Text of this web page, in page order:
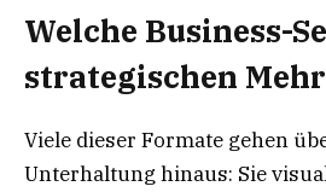
Welche Business-
strategischen
Viele dieser Formate gehen
Unterhaltung hinaus: Sie